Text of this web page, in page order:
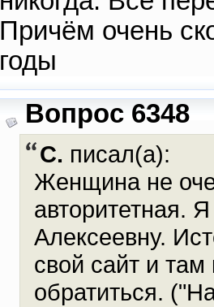
Причём очень
годы
Вопрос 6348
С. писал(а):
Женщина не
авторитетная.
Алексеевну.
свой сайт и
обратиться.